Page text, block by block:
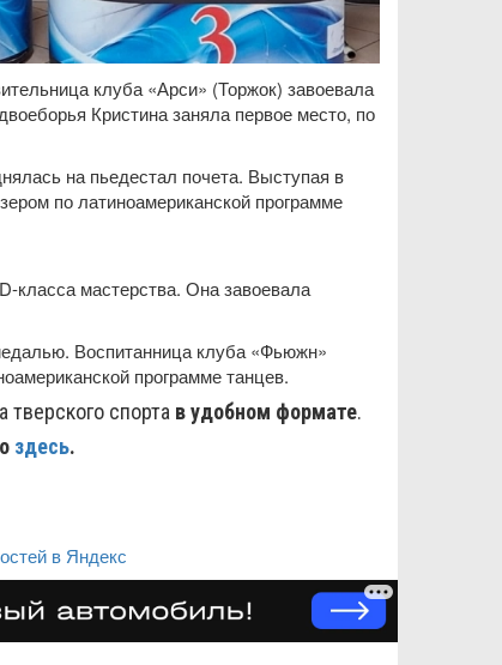
клуба «Арси» (Торжок) завоевала
Кристина заняла первое место, по
на пьедестал почета. Выступая в
по латиноамериканской программе
класса мастерства. Она завоевала
Воспитанница клуба «Фьюжн»
программе танцев.
тверского спорта в удобном формате.
здесь.
в Яндекс